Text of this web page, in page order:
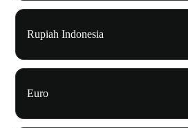
Rupiah Indonesia
Euro